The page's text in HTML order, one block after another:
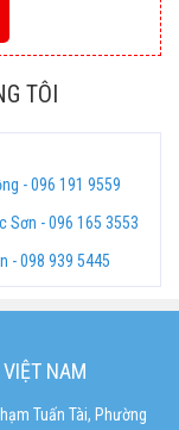
TÔI
- 096 191 9559
Sơn - 096 165 3553
- 098 939 5445
NAM
Tuấn Tài, Phường